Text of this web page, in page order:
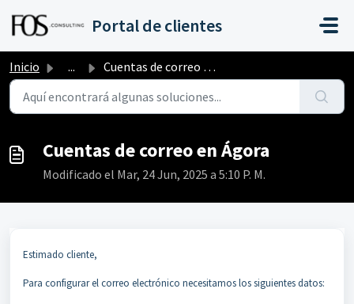
Portal de clientes
Inicio ... Cuentas de correo en Ágora
Cuentas de correo en Ágora
Modificado el Mar, 24 Jun, 2025 a 5:10 P. M.
Estimado cliente,
Para configurar el correo electrónico necesitamos los siguientes datos: